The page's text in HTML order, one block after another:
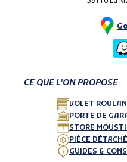
CE QUE L’ON PROPOSE
VOLET
PORTE DE
STORE
PIÈCE
GUIDES &